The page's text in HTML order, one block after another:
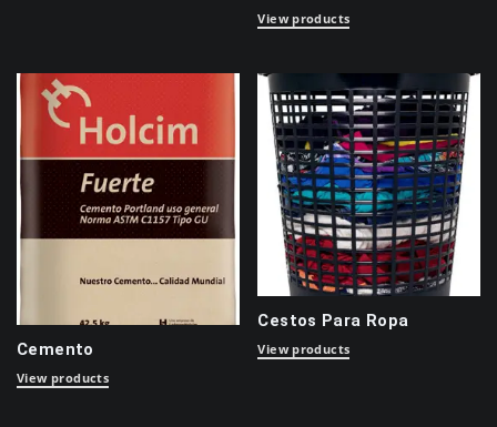
View products
Cemento
View products
Cestos Para Ropa
View products